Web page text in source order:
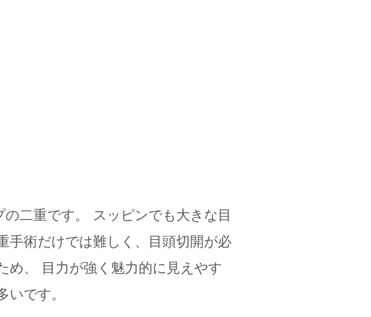
二重です。 スッピンでも大きな目
手術だけでは難しく、目頭切開が必
め、 目力が強く魅力的に見えやす
です。